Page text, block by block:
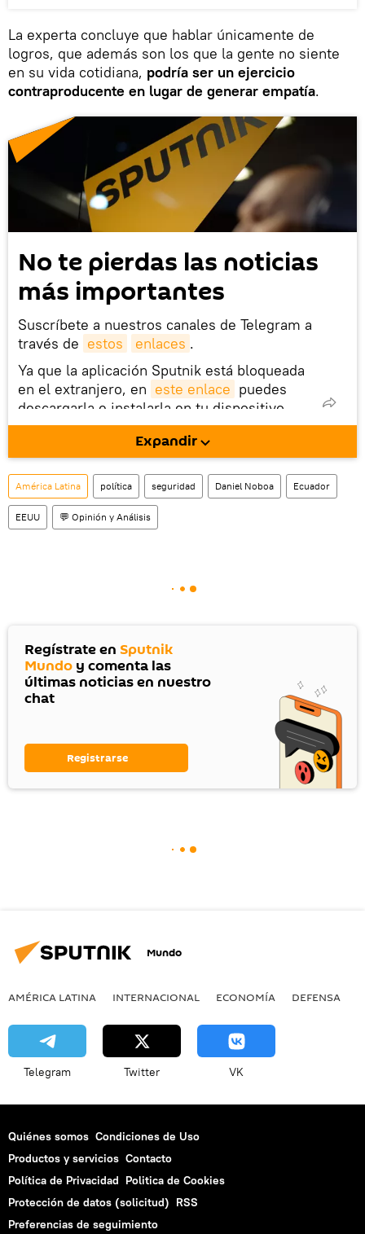
La experta concluye que hablar únicamente de
logros, que además son los que la gente no siente
en su vida cotidiana, podría ser un ejercicio
contraproducente en lugar de generar empatía.
No te pierdas las noticias
más importantes
Suscríbete a nuestros canales de Telegram a
través de estos enlaces .
Ya que la aplicación Sputnik está bloqueada
en el extranjero, en este enlace puedes
descargarla e instalarla en tu dispositivo
móvil (¡solo para Android!).
También tenemos una cuenta en la red
social rusa VK .
Expandir
América Latina política seguridad Daniel Noboa Ecuador
EEUU 💬 Opinión y Análisis
Regístrate en Sputnik
Mundo y comenta las
últimas noticias en nuestro
chat
Registrarse
Mundo
AMÉRICA LATINA INTERNACIONAL ECONOMÍA DEFENSA
Telegram Twitter VK
Quiénes somos Condiciones de Uso
Productos y servicios Contacto
Política de Privacidad Politica de Cookies
Protección de datos (solicitud) RSS
Preferencias de seguimiento